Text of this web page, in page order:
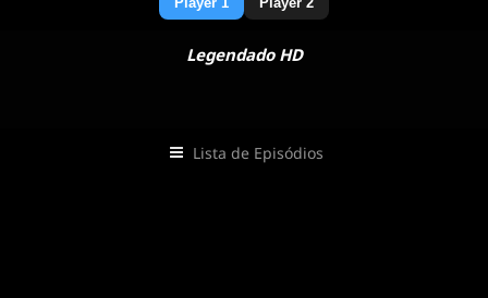
Legendado HD
Lista de Episódios